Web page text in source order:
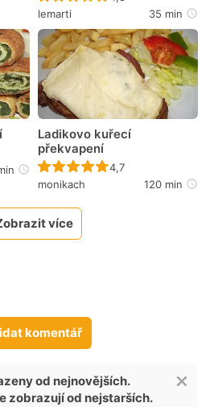
lemarti
35 min
nebyl hodnocen
Ladikovo kuřecí
překvapení
Recept ještě nebyl
4,7
monikach
120 min
více
komentář
od nejnovějších.
zobrazují od nejstarších.